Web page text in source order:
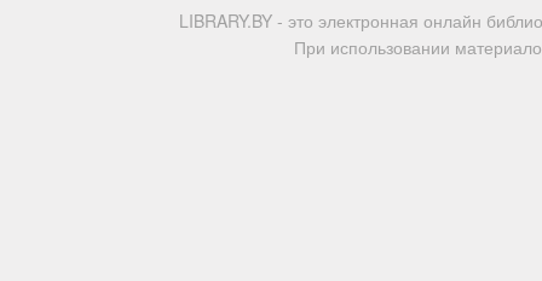
LIBRARY.BY - это электронная онлайн
При использовании